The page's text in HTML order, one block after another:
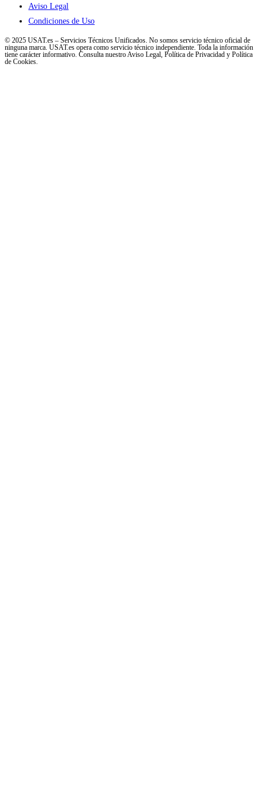
Aviso Legal
Condiciones de Uso
© 2025 USAT.es – Servicios Técnicos Unificados. No somos servicio técnico oficial de
ninguna marca. USAT.es opera como servicio técnico independiente. Toda la información
tiene carácter informativo. Consulta nuestro Aviso Legal, Política de Privacidad y Política
de Cookies.